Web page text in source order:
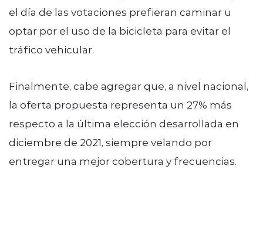
el día de las votaciones prefieran caminar u
optar por el uso de la bicicleta para evitar el
tráfico vehicular.
Finalmente, cabe agregar que, a nivel nacional,
la oferta propuesta representa un 27% más
respecto a la última elección desarrollada en
diciembre de 2021, siempre velando por
entregar una mejor cobertura y frecuencias.